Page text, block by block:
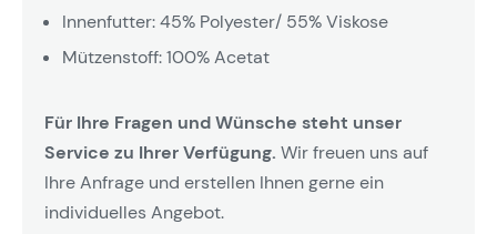
Innenfutter: 45% Polyester/ 55% Viskose
Mützenstoff: 100% Acetat
Für Ihre Fragen und Wünsche steht unser
Service zu Ihrer Verfügung. Wir freuen uns auf
Ihre Anfrage und erstellen Ihnen gerne ein
individuelles Angebot.